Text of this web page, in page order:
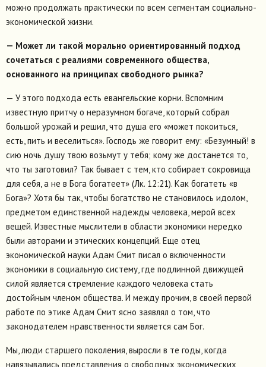
можно продолжать практически по всем сегментам социально-
экономической жизни.
— Может ли такой морально ориентированный подход
сочетаться с реалиями современного общества,
основанного на принципах свободного рынка?
— У этого подхода есть евангельские корни. Вспомним
известную притчу о неразумном богаче, который собрал
большой урожай и решил, что душа его «может покоиться,
есть, пить и веселиться». Господь же говорит ему: «Безумный! в
сию ночь душу твою возьмут у тебя; кому же достанется то,
что ты заготовил? Так бывает с тем, кто собирает сокровища
для себя, а не в Бога богатеет» (Лк. 12:21). Как богатеть «в
Бога»? Хотя бы так, чтобы богатство не становилось идолом,
предметом единственной надежды человека, мерой всех
вещей. Известные мыслители в области экономики нередко
были авторами и этических концепций. Еще отец
экономической науки Адам Смит писал о включенности
экономики в социальную систему, где подлинной движущей
силой является стремление каждого человека стать
достойным членом общества. И между прочим, в своей первой
работе по этике Адам Смит ясно заявлял о том, что
законодателем нравственности является сам Бог.
Мы, люди старшего поколения, выросли в те годы, когда
навязывались представления о свободных экономических